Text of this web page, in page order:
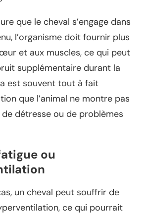
que le cheval s’engage dans
l’organisme doit fournir plus
et aux muscles, ce qui peut
supplémentaire durant la
est souvent tout à fait
que l’animal ne montre pas
de détresse ou de problèmes
ou
un cheval peut souffrir de
ce qui pourrait